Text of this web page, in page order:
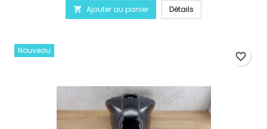
 Ajouter au panier Détails
Nouveau
favorite_border